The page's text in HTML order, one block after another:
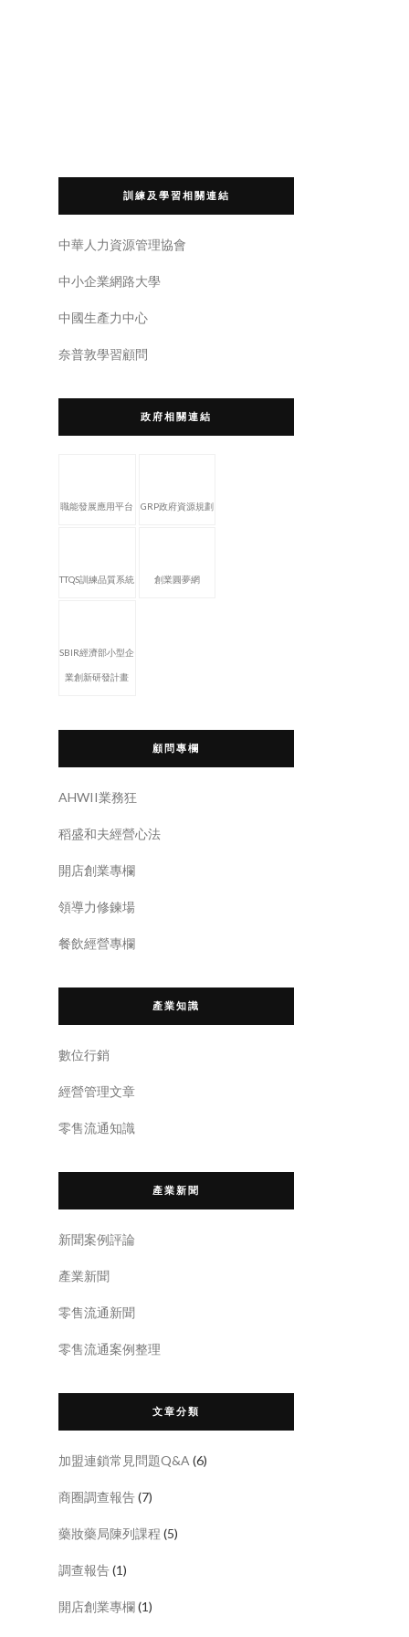
訓練及學習相關連結
中華人力資源管理協會
中小企業網路大學
中國生產力中心
奈普敦學習顧問
政府相關連結
職能發展應用平台 GRP政府資源規劃
TTQS訓練品質系統 創業圓夢網
SBIR經濟部小型企
業創新研發計畫
顧問專欄
AHWII業務狂
稻盛和夫經營心法
開店創業專欄
領導力修鍊場
餐飲經營專欄
產業知識
數位行銷
經營管理文章
零售流通知識
產業新聞
新聞案例評論
產業新聞
零售流通新聞
零售流通案例整理
文章分類
加盟連鎖常見問題Q&A (6)
商圈調查報告(7)
藥妝藥局陳列課程 (5)
調查報告(1)
開店創業專欄(1)